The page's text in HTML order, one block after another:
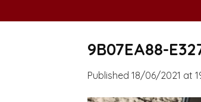
9B07EA88-
Published 18/06/2021 at